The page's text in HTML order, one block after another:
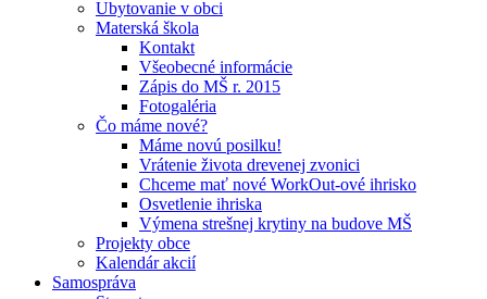
Ubytovanie v obci
Materská škola
Kontakt
Všeobecné informácie
Zápis do MŠ r. 2015
Fotogaléria
Čo máme nové?
Máme novú posilku!
Vrátenie života drevenej zvonici
Chceme mať nové WorkOut-ové ihrisko
Osvetlenie ihriska
Výmena strešnej krytiny na budove MŠ
Projekty obce
Kalendár akcií
Samospráva